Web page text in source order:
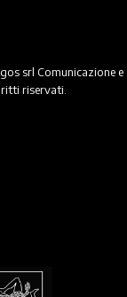
srl Comunicazione e
riservati.